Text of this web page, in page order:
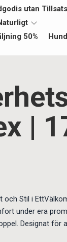
utan
50%
|
och Stil i
under era
Designat för